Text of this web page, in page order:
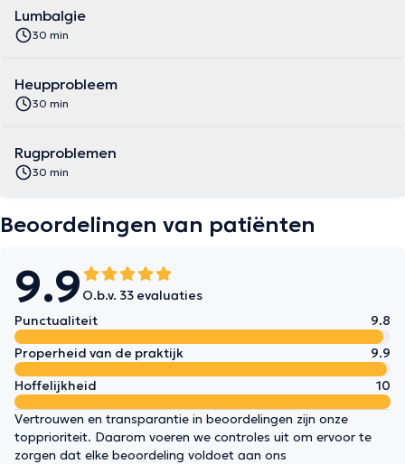
Lumbalgie
30 min
Heupprobleem
30 min
Rugproblemen
30 min
Beoordelingen van patiënten
9.9 O.b.v. 33 evaluaties
Punctualiteit
9.8
Properheid van de praktijk
9.9
Hoffelijkheid
10
Vertrouwen en transparantie in beoordelingen zijn onze
topprioriteit. Daarom voeren we controles uit om ervoor te
zorgen dat elke beoordeling voldoet aan ons